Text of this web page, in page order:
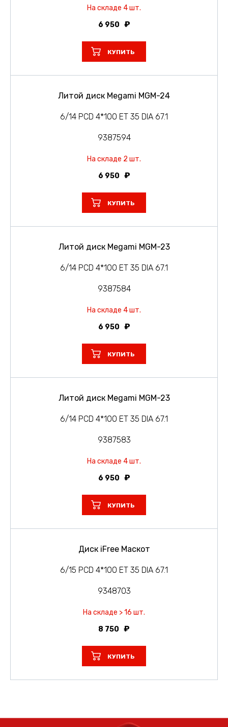
На складе 4 шт.
6 950
КУПИТЬ
Литой диск Megami MGM-24
6/14 PCD 4*100 ET 35 DIA 67.1
9387594
На складе 2 шт.
6 950
КУПИТЬ
Литой диск Megami MGM-23
6/14 PCD 4*100 ET 35 DIA 67.1
9387584
На складе 4 шт.
6 950
КУПИТЬ
Литой диск Megami MGM-23
6/14 PCD 4*100 ET 35 DIA 67.1
9387583
На складе 4 шт.
6 950
КУПИТЬ
Диск iFree Маскот
6/15 PCD 4*100 ET 35 DIA 67.1
9348703
На складе > 16 шт.
8 750
КУПИТЬ